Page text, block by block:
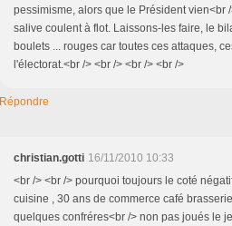
pessimisme, alors que le Président vien<br
salive coulent à flot. Laissons-les faire, le
boulets ... rouges car toutes ces attaques,
l'électorat.<br /> <br /> <br /> <br />
Répondre
christian.gotti 16/11/2010 10:33
<br /> <br /> pourquoi toujours le coté
cuisine , 30 ans de commerce café
quelques confréres<br /> non pas joués le